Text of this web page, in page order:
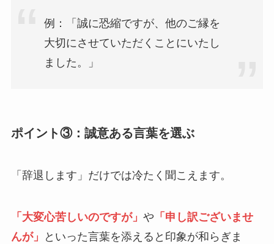
例：「誠に恐縮ですが、他のご縁を
大切にさせていただくことにいたし
ました。」
ポイント③：誠意ある言葉を選ぶ
「辞退します」だけでは冷たく聞こえます。
「大変心苦しいのですが」 や 「申し訳ございませ
んが」
といった言葉を添えると印象が和らぎま